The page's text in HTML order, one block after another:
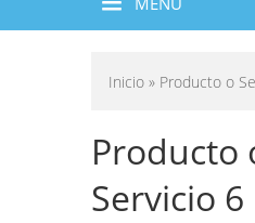
Inicio » Producto o
Producto
Servicio 6